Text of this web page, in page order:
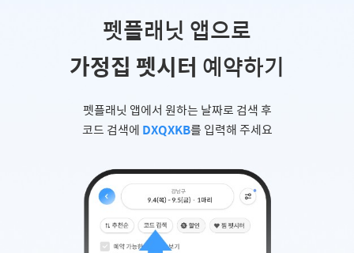
펫플래닛 앱으로
가정집 펫시터 예약하기
펫플래닛 앱에서 원하는 날짜로 검색 후
코드 검색에 DXQXKB를 입력해 주세요